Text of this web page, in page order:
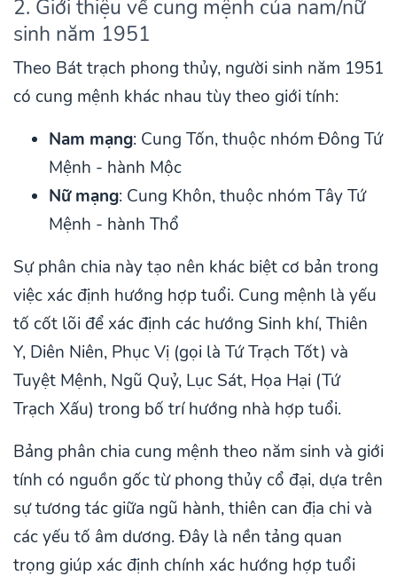
2. Giới thiệu về cung mệnh của nam/nữ
sinh năm 1951
Theo Bát trạch phong thủy, người sinh năm 1951
có cung mệnh khác nhau tùy theo giới tính:
Nam mạng: Cung Tốn, thuộc nhóm Đông Tứ
Mệnh - hành Mộc
Nữ mạng: Cung Khôn, thuộc nhóm Tây Tứ
Mệnh - hành Thổ
Sự phân chia này tạo nên khác biệt cơ bản trong
việc xác định hướng hợp tuổi. Cung mệnh là yếu
tố cốt lõi để xác định các hướng Sinh khí, Thiên
Y, Diên Niên, Phục Vị (gọi là Tứ Trạch Tốt) và
Tuyệt Mệnh, Ngũ Quỷ, Lục Sát, Họa Hại (Tứ
Trạch Xấu) trong bố trí hướng nhà hợp tuổi.
Bảng phân chia cung mệnh theo năm sinh và giới
tính có nguồn gốc từ phong thủy cổ đại, dựa trên
sự tương tác giữa ngũ hành, thiên can địa chi và
các yếu tố âm dương. Đây là nền tảng quan
trọng giúp xác định chính xác hướng hợp tuổi